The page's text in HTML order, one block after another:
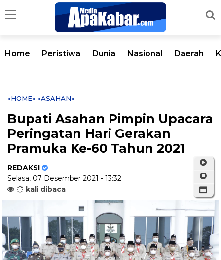
Home Peristiwa Dunia Nasional Daerah
«HOME» «ASAHAN»
Bupati Asahan Pimpin Upacara
Peringatan Hari Gerakan
Pramuka Ke-60 Tahun 2021
REDAKSI
Selasa, 07 Desember 2021 - 13:32
kali dibaca